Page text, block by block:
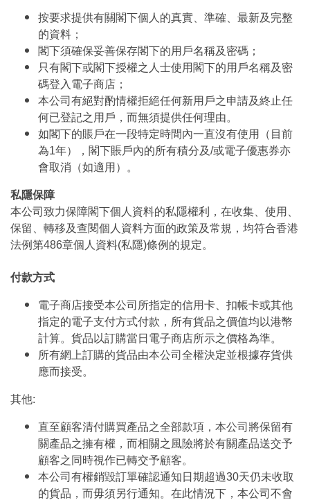
按要求提供有關閣下個人的真實、準確、最新及完整
的資料；
閣下須確保妥善保存閣下的用戶名稱及密碼；
只有閣下或閣下授權之人士使用閣下的用戶名稱及密
碼登入電子商店；
本公司有絕對酌情權拒絕任何新用戶之申請及終止任
何已登記之用戶，而無須提供任何理由。
如閣下的賬戶在一段特定時間內一直沒有使用（目前
為1年），閣下賬戶內的所有積分及/或電子優惠券亦
會取消（如適用）。
私隱保障
本公司致力保障閣下個人資料的私隱權利，在收集、使用、
保留、轉移及查閱個人資料方面的政策及常規，均符合香港
法例第486章個人資料(私隱)條例的規定。
付款方式
電子商店接受本公司所指定的信用卡、扣帳卡或其他
指定的電子支付方式付款，所有貨品之價值均以港幣
計算。貨品以訂購當日電子商店所示之價格為準。
所有網上訂購的貨品由本公司全權決定並根據存貨供
應而接受。
其他:
直至顧客清付購買產品之全部款項，本公司將保留有
關產品之擁有權，而相關之風險將於有關產品送交予
顧客之同時視作已轉交予顧客。
本公司有權銷毀訂單確認通知日期超過30天仍未收取
的貨品，而毋須另行通知。在此情況下，本公司不會